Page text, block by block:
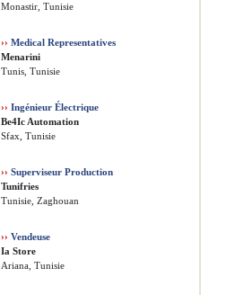
Monastir, Tunisie
›› Medical Representatives
Menarini
Tunis, Tunisie
›› Ingénieur Électrique
Be4Ic Automation
Sfax, Tunisie
›› Superviseur Production
Tunifries
Tunisie, Zaghouan
›› Vendeuse
Ia Store
Ariana, Tunisie